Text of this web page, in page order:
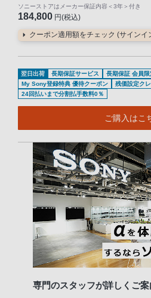
ソニーストアはメーカー保証内容 ＜3年＞ 付き
184,800 円(税込)
クーポン適用額をチェック (サインイ
翌日出荷 長期保証サービス 長期保証 会員限
My Sony登録特典 優待クーポン
残価設定ク
24回払いまで分割払手数料0％
ご購入はこ
専門のスタッフが詳しくご